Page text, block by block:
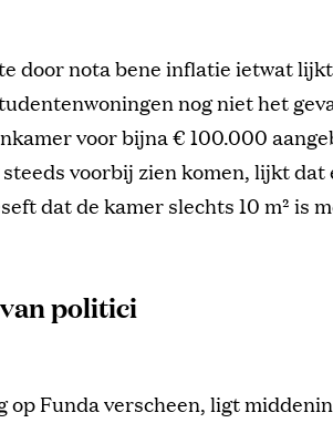
door nota bene inflatie ietwat
nog niet het
voor bijna € 100.000
voorbij zien komen, lijkt dat
dat de kamer slechts 10 m² is
politici
op Funda verscheen, ligt